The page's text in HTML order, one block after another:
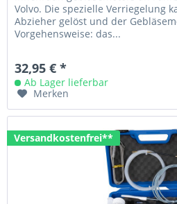
Volvo. Die spezielle Verriegelung
Abzieher gelöst und der
Vorgehensweise: das...
32,95 € *
Ab Lager lieferbar
Merken
Versandkostenfrei**